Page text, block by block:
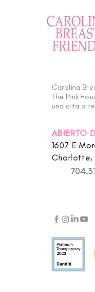
Carolina
The Pink
una cita o
ABIERTO
1607 E
Charlotte,